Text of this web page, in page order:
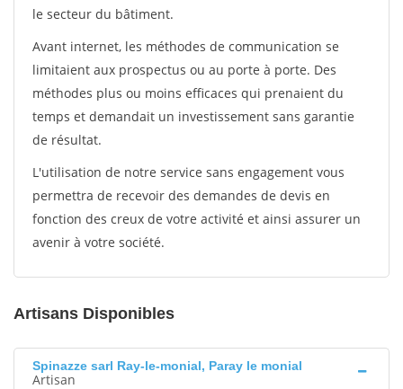
le secteur du bâtiment.
Avant internet, les méthodes de communication se
limitaient aux prospectus ou au porte à porte. Des
méthodes plus ou moins efficaces qui prenaient du
temps et demandait un investissement sans garantie
de résultat.
L'utilisation de notre service sans engagement vous
permettra de recevoir des demandes de devis en
fonction des creux de votre activité et ainsi assurer un
avenir à votre société.
Artisans Disponibles
Spinazze sarl Ray-le-monial, Paray le monial
Artisan